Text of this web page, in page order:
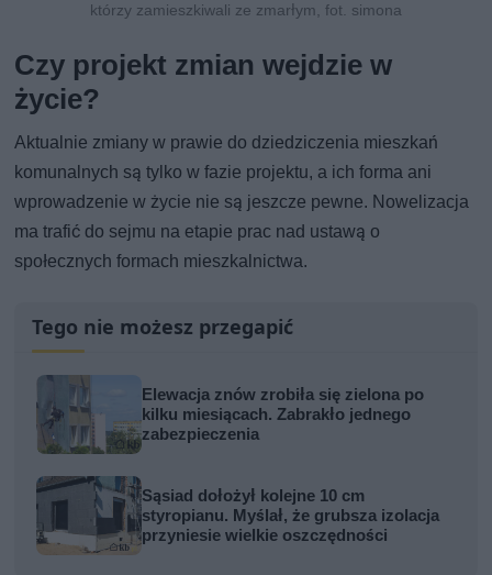
którzy zamieszkiwali ze zmarłym, fot. simona
Czy projekt zmian wejdzie w
życie?
Aktualnie zmiany w prawie do dziedziczenia mieszkań
komunalnych są tylko w fazie projektu, a ich forma ani
wprowadzenie w życie nie są jeszcze pewne. Nowelizacja
ma trafić do sejmu na etapie prac nad ustawą o
społecznych formach mieszkalnictwa.
Tego nie możesz przegapić
Elewacja znów zrobiła się zielona po
kilku miesiącach. Zabrakło jednego
zabezpieczenia
Sąsiad dołożył kolejne 10 cm
styropianu. Myślał, że grubsza izolacja
przyniesie wielkie oszczędności